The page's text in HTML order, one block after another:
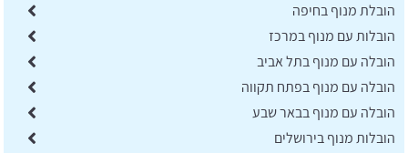
הובלת מנוף בחיפה
הובלות עם מנוף במרכז
הובלה עם מנוף בתל אביב
הובלה עם מנוף בפתח תקווה
הובלה עם מנוף בבאר שבע
הובלות מנוף בירושלים